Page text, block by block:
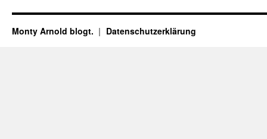
Monty Arnold blogt. Datenschutz­erklärung